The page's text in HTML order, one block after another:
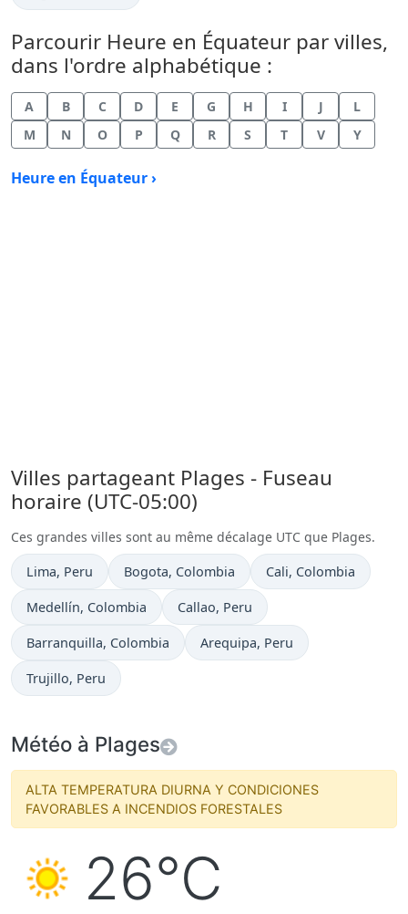
Parcourir Heure en Équateur par villes,
dans l'ordre alphabétique :
A B C D E G H I J
L
M
N O P Q R S T V Y
Heure en Équateur ›
Villes partageant Plages - Fuseau
horaire (UTC-05:00)
Ces grandes villes sont au même décalage UTC que Plages.
Heure actuelle à
Lima, Peru Heure actuelle à
Bogota, Colombia Heure actuelle à
Cali, Colombia
Heure actuelle à
Medellín, Colombia Heure actuelle à
Callao, Peru
Heure actuelle à
Barranquilla, Colombia Heure actuelle à
Arequipa, Peru
Heure actuelle à
Trujillo, Peru
Météo à Plages
ALTA TEMPERATURA DIURNA Y CONDICIONES
FAVORABLES A INCENDIOS FORESTALES
26°C